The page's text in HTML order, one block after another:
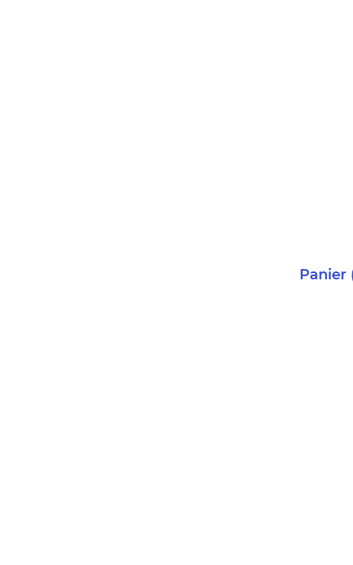
Panier